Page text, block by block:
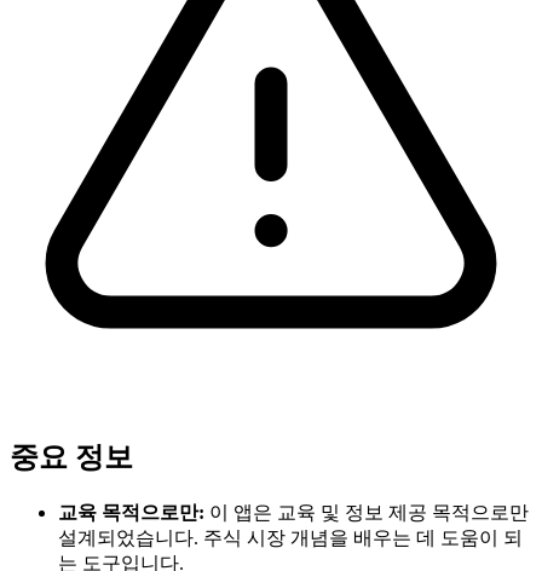
중요 정보
교육 목적으로만: 이 앱은 교육 및 정보 제공 목적으로만
설계되었습니다. 주식 시장 개념을 배우는 데 도움이 되
는 도구입니다.